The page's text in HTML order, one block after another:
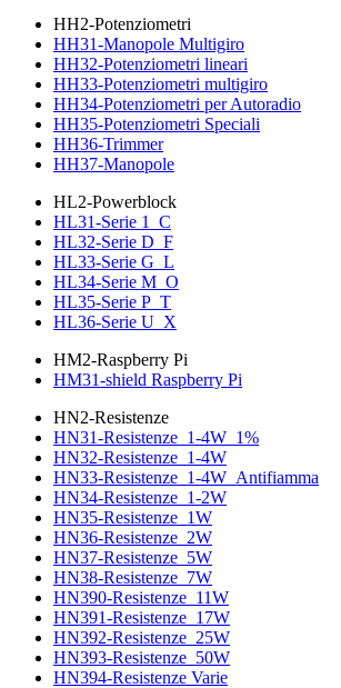
HH2-Potenziometri
HH31-Manopole Multigiro
HH32-Potenziometri lineari
HH33-Potenziometri multigiro
HH34-Potenziometri per Autoradio
HH35-Potenziometri Speciali
HH36-Trimmer
HH37-Manopole
HL2-Powerblock
HL31-Serie 1_C
HL32-Serie D_F
HL33-Serie G_L
HL34-Serie M_O
HL35-Serie P_T
HL36-Serie U_X
HM2-Raspberry Pi
HM31-shield Raspberry Pi
HN2-Resistenze
HN31-Resistenze_1-4W_1%
HN32-Resistenze_1-4W
HN33-Resistenze_1-4W_Antifiamma
HN34-Resistenze_1-2W
HN35-Resistenze_1W
HN36-Resistenze_2W
HN37-Resistenze_5W
HN38-Resistenze_7W
HN390-Resistenze_11W
HN391-Resistenze_17W
HN392-Resistenze_25W
HN393-Resistenze_50W
HN394-Resistenze Varie